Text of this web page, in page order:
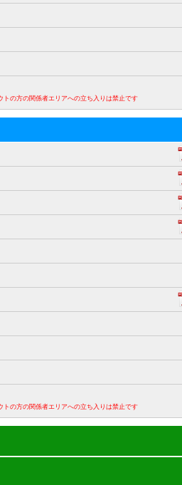
の方の関係者エリアへの立ち入りは禁止です
の方の関係者エリアへの立ち入りは禁止です